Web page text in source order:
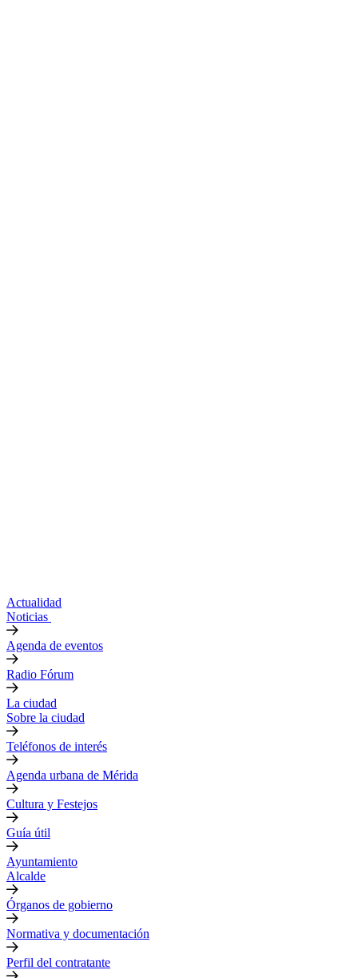
Actualidad
Noticias
Agenda de eventos
Radio Fórum
La ciudad
Sobre la ciudad
Teléfonos de interés
Agenda urbana de Mérida
Cultura y Festejos
Guía útil
Ayuntamiento
Alcalde
Órganos de gobierno
Normativa y documentación
Perfil del contratante